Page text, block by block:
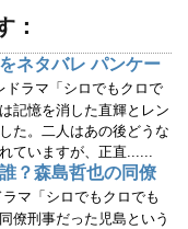
：
ネタバレ パンケー
ドラマ「シロでもクロで
記憶を消した直輝とレン
た。二人はあの後どうな
ていますが、正直......
？森島哲也の同僚
ラマ「シロでもクロでも
僚刑事だった児島という